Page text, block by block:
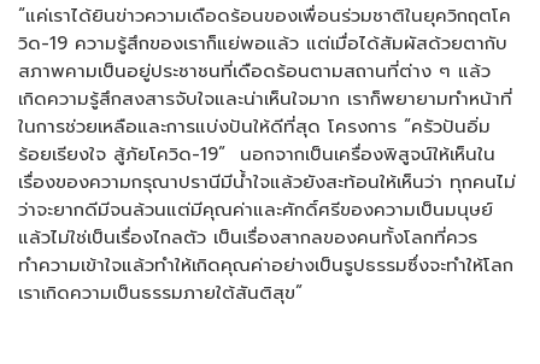
“แค่เราได้ยินข่าวความเดือดร้อนของเพื่อนร่วมชาติในยุควิกฤตโค
วิด-19 ความรู้สึกของเราก็แย่พอแล้ว แต่เมื่อได้สัมผัสด้วยตากับ
สภาพคามเป็นอยู่ประชาชนที่เดือดร้อนตามสถานที่ต่าง ๆ แล้ว
เกิดความรู้สึกสงสารจับใจและน่าเห็นใจมาก เราก็พยายามทำหน้าที่
ในการช่วยเหลือและการแบ่งปันให้ดีที่สุด โครงการ “ครัวปันอิ่ม
ร้อยเรียงใจ สู้ภัยโควิด-19” นอกจากเป็นเครื่องพิสูจน์ให้เห็นใน
เรื่องของความกรุณาปรานีมีน้ำใจแล้วยังสะท้อนให้เห็นว่า ทุกคนไม่
ว่าจะยากดีมีจนล้วนแต่มีคุณค่าและศักดิ์ศรีของความเป็นมนุษย์
แล้วไม่ใช่เป็นเรื่องไกลตัว เป็นเรื่องสากลของคนทั้งโลกที่ควร
ทำความเข้าใจแล้วทำให้เกิดคุณค่าอย่างเป็นรูปธรรมซึ่งจะทำให้โลก
เราเกิดความเป็นธรรมภายใต้สันติสุข”